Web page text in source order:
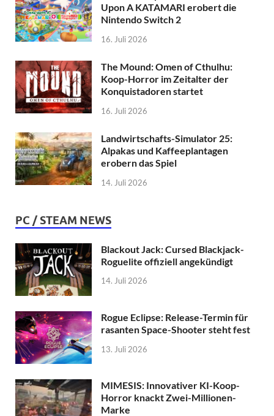
Upon A KATAMARI erobert die
Nintendo Switch 2
16. Juli 2026
The Mound: Omen of Cthulhu:
Koop-Horror im Zeitalter der
Konquistadoren startet
16. Juli 2026
Landwirtschafts-Simulator 25:
Alpakas und Kaffeeplantagen
erobern das Spiel
14. Juli 2026
PC / STEAM NEWS
Blackout Jack: Cursed Blackjack-
Roguelite offiziell angekündigt
14. Juli 2026
Rogue Eclipse: Release-Termin für
rasanten Space-Shooter steht fest
13. Juli 2026
MIMESIS: Innovativer KI-Koop-
Horror knackt Zwei-Millionen-
Marke